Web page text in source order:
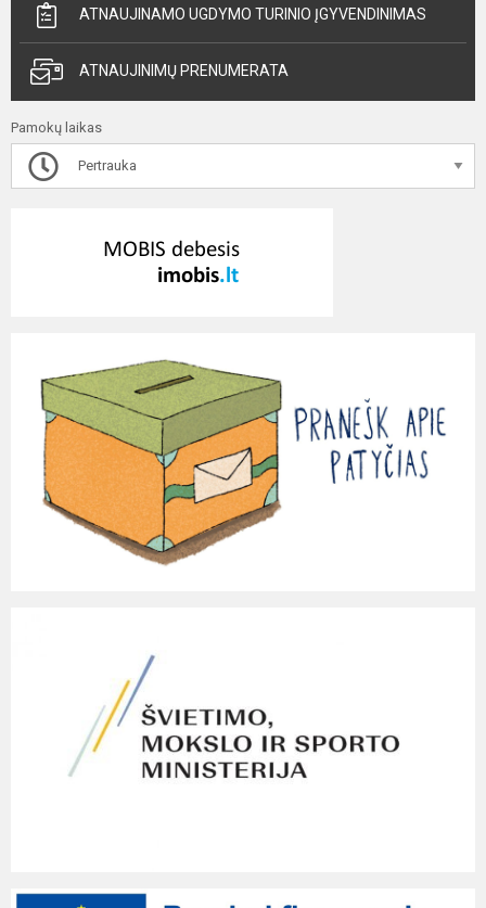
ATNAUJINAMO UGDYMO TURINIO ĮGYVENDINIMAS
ATNAUJINIMŲ PRENUMERATA
Pamokų laikas
Pertrauka